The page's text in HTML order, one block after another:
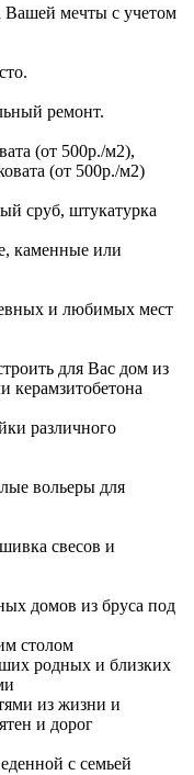
Вашей мечты с учетом
ремонт.
(от 500р./м2),
(от 500р./м2)
сруб, штукатурка
каменные или
и любимых мест
для Вас дом из
керамзитобетона
различного
вольеры для
свесов и
домов из бруса под
столом
родных и близких
из жизни и
и дорог
с семьей